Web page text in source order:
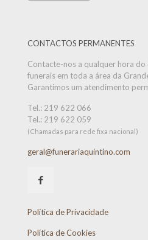
CONTACTOS PERMANENTES
Contacte-nos a qualquer hora do
funerais em toda a área da
Garantimos um atendimento
Tel.: 219 622 066
Tel.: 219 622 059
(Chamadas para rede fixa nacional)
geral@funerariaquintino.com
Política de Privacidade
Política de Cookies